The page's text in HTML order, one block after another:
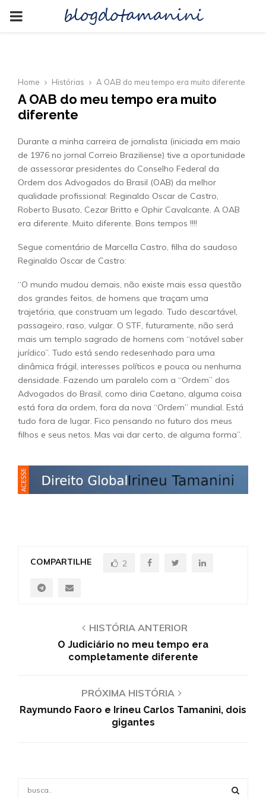
PRIMARYblogdotamanini
Home Histórias A OAB do meu tempo era muito diferente
A OAB do meu tempo era muito
diferente
Durante a minha carreira de jornalista (iniciada em maio
de 1976 no jornal Correio Braziliense) tive a oportunidade
de assessorar presidentes do Conselho Federal da
Ordem dos Advogados do Brasil (OAB) da melhor
qualidade profissional: Reginaldo Oscar de Castro,
Roberto Busato, Cezar Britto e Ophir Cavalcante. A OAB
era diferente. Muito diferente. Bons tempos !!!!
Segue comentário de Marcella Castro, filha do saudoso
Reginaldo Oscar de Castro:
“O mundo mudou demais, não existe mais essa questão
dos grandes feitos, de homens que traçam uma
trajetória, que construam um legado. Tudo descartável,
passageiro, raso, vulgar. O STF, futuramente, não será
mais um templo sagrado de homens com “notável saber
jurídico”. Tudo está sendo redesenhado para uma
dinâmica frágil, interesses políticos e pouca ou nenhuma
densidade. Fazendo um paralelo com a “Ordem” dos
Advogados do Brasil, como diria Caetano, alguma coisa
está fora da ordem, fora da nova “Ordem” mundial. Está
tudo fora de lugar. Fico pensando no futuro dos meus
filhos e seus netos. Mas vai dar certo, de alguma forma”.
COMPARTILHE 2
HISTÓRIA ANTERIOR
O Judiciário no meu tempo era
completamente diferente
PRÓXIMA HISTÓRIA
Raymundo Faoro e Irineu Carlos Tamanini, dois
gigantes